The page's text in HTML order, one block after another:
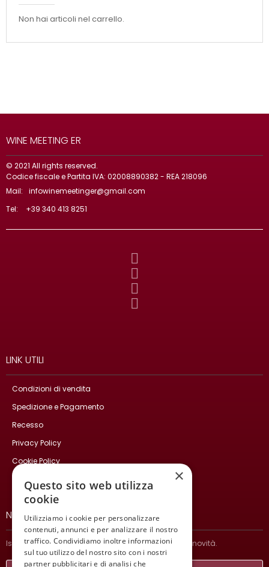
Non hai articoli nel carrello.
WINE MEETING ER
© 2021 All rights reserved.
Codice fiscale e Partita IVA: 02008890382 - REA 218096
Mail:
infowinemeetinger@gmail.com
Tel:
+39 340 413 8251
LINK UTILI
Condizioni di vendita
Spedizione e Pagamento
Recesso
Privacy Policy
Cookie Policy
NEWSLETTER
Iscriviti per ricevere informazioni sulle nostre ultime novità.
×
Questo sito web utilizza
cookie
Utilizziamo i cookie per personalizzare
contenuti, annunci e per analizzare il nostro
traffico. Condividiamo inoltre informazioni
sul tuo utilizzo del nostro sito con i nostri
partner pubblicitari e di analisi che